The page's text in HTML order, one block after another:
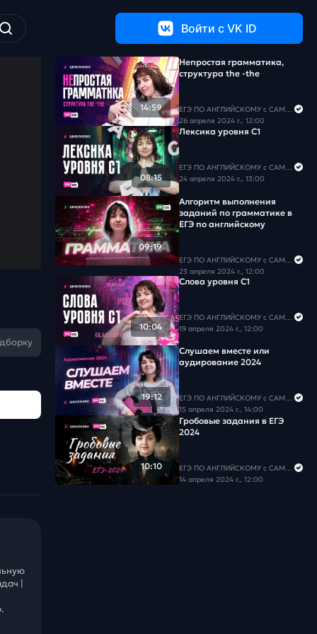
Войти c VK ID
|
14:59
Непростая грамматика,
структура the -the
ЕГЭ ПО АНГЛИЙСКОМУ с САМИРОЙ COOLешовой
26 апреля 2024 г., 12:00
08:15
Лексика уровня С1
ЕГЭ ПО АНГЛИЙСКОМУ с САМИРОЙ COOLешовой
24 апреля 2024 г., 13:00
09:19
Алгоритм выполнения
заданий по грамматике в
ЕГЭ по английскому
ЕГЭ ПО АНГЛИЙСКОМУ с САМИРОЙ COOLешовой
23 апреля 2024 г., 12:00
10:04
Слова уровня С1
ЕГЭ ПО АНГЛИЙСКОМУ с САМИРОЙ COOLешовой
19 апреля 2024 г., 12:00
19:12
Слушаем вместе или
аудирование 2024
ЕГЭ ПО АНГЛИЙСКОМУ с САМИРОЙ COOLешовой
15 апреля 2024 г., 14:00
10:10
Гробовые задания в ЕГЭ
2024
ЕГЭ ПО АНГЛИЙСКОМУ с САМИРОЙ COOLешовой
14 апреля 2024 г., 12:00